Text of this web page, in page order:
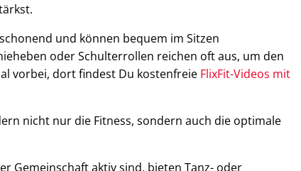
und können bequem im Sitzen
oder Schulterrollen reichen oft aus, um den
vorbei, dort findest Du kostenfreie FlixFit-Videos mit
nicht nur die Fitness, sondern auch die optimale
Gemeinschaft aktiv sind, bieten Tanz- oder